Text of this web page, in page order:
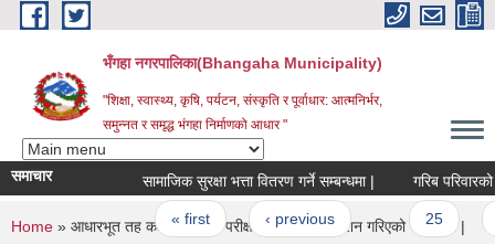
Skip to main content
भँगहा नगरपालिका(Bhangaha Municipality)
"शिक्षा, स्वास्थ्य, कृषि, पर्यटन, संस्कृति र पूर्वाधार: आत्मनिर्भर,
समुन्नत र समृद्ध भंगहा निर्माणको आधार "
समाचार सामाजिक सुरक्षा भत्ता वितरण गर्ने सम्बन्धमा | गरिब परिवारको
Pages
« first ‹ previous … 25
You are here
Home » आधारभूत तह कक्षा-८ उत्तीर्ण परीक्षाको नतिजा प्रकाशन गरिएको सम्बन्धमा |